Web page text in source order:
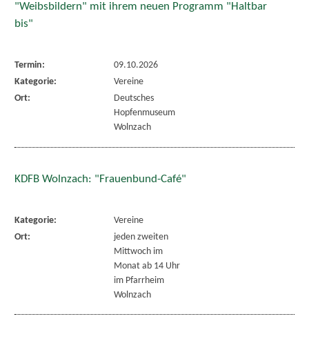
"Weibsbildern" mit ihrem neuen Programm "Haltbar
bis"
Termin:
09.10.2026
Kategorie:
Vereine
Ort:
Deutsches
Hopfenmuseum
Wolnzach
KDFB Wolnzach: "Frauenbund-Café"
Kategorie:
Vereine
Ort:
jeden zweiten
Mittwoch im
Monat ab 14 Uhr
im Pfarrheim
Wolnzach